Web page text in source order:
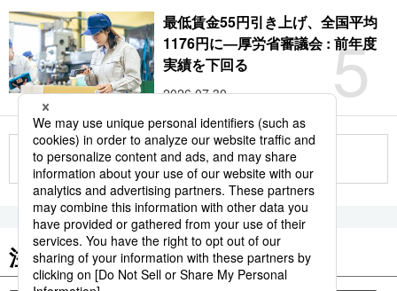
5
最低賃金55円引き上げ、全国平均
1176円に―厚労省審議会 : 前年度
実績を下回る
2026.07.30
もっと見る
注目のキーワード